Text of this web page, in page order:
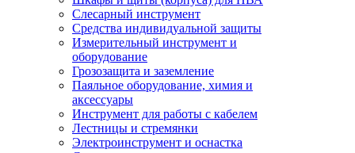
Слесарный инструмент
Средства индивидуальной защиты
Измерительный инструмент и
оборудование
Грозозащита и заземление
Паяльное оборудование, химия и
аксессуары
Инструмент для работы с кабелем
Лестницы и стремянки
Электроинструмент и оснастка